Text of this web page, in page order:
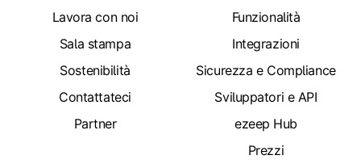
Lavora con noi
Sala stampa
Sostenibilità
Contattateci
Partner
Funzionalità
Integrazioni
Sicurezza e Compliance
Sviluppatori e API
ezeep Hub
Prezzi